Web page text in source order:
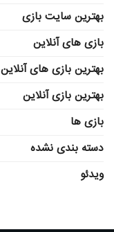
بهترین سایت بازی
بازی های آنلاین
بهترین بازی های آنلاین
بهترین بازی آنلاین
بازی ها
دسته بندی نشده
ویدئو